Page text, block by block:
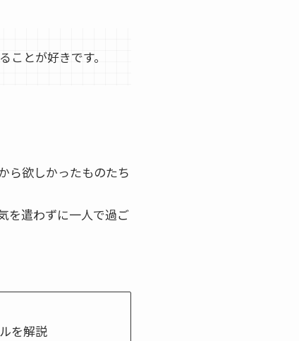
とが好きです。
ら欲しかったものたち
を遣わずに一人で過ご
を解説